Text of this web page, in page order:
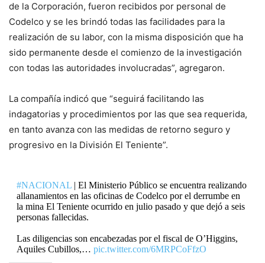
de la Corporación, fueron recibidos por personal de
Codelco y se les brindó todas las facilidades para la
realización de su labor, con la misma disposición que ha
sido permanente desde el comienzo de la investigación
con todas las autoridades involucradas”, agregaron.
La compañía indicó que “seguirá facilitando las
indagatorias y procedimientos por las que sea requerida,
en tanto avanza con las medidas de retorno seguro y
progresivo en la División El Teniente”.
#NACIONAL| El Ministerio Público se encuentra realizando
allanamientos en las oficinas de Codelco por el derrumbe en
la mina El Teniente ocurrido en julio pasado y que dejó a seis
personas fallecidas.
Las diligencias son encabezadas por el fiscal de O’Higgins,
Aquiles Cubillos,… pic.twitter.com/6MRPCoFfzO